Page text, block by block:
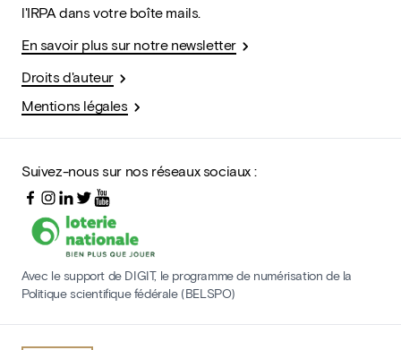
l'IRPA dans votre boîte mails.
En savoir plus sur notre newsletter
Droits d'auteur
Mentions légales
Suivez-nous sur nos réseaux sociaux :
Avec le support de DIGIT, le programme de numérisation de la
Politique scientifique fédérale (BELSPO)